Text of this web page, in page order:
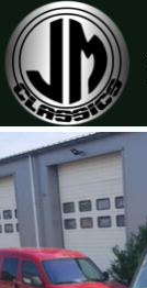
naar
de
inhoud